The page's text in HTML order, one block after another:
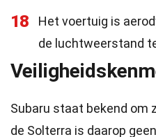
18
Het voertuig is
de luchtweerstand
Subaru staat bekend om
de Solterra is daarop